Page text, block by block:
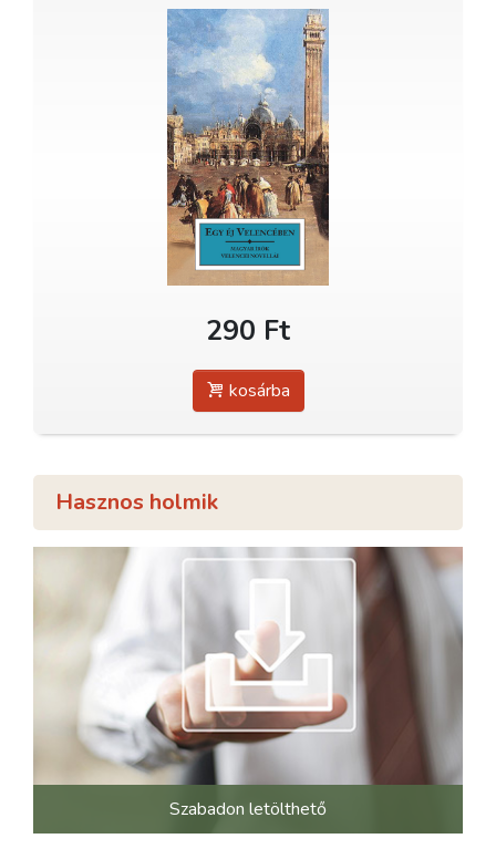
290 Ft
kosárba
Hasznos holmik
Szabadon letölthető